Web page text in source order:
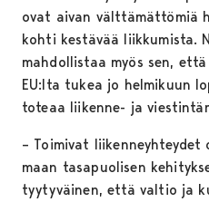
ovat aivan välttämättömiä
kohti kestävää liikkumista.
mahdollistaa myös sen,
EU:lta tukea jo helmikuun
toteaa liikenne- ja
– Toimivat
maan tasapuolisen
tyytyväinen, että valtio ja